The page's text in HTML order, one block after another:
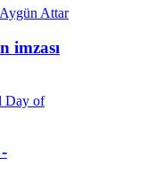
imzası